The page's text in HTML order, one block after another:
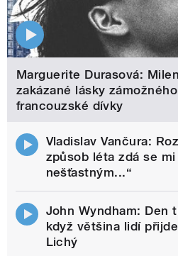
Marguerite Durasová:
zakázané lásky
francouzské dívky
Vladislav Vančura:
způsob léta zdá se
nešťastným...“
John Wyndham: Den
když většina lidí
Lichý